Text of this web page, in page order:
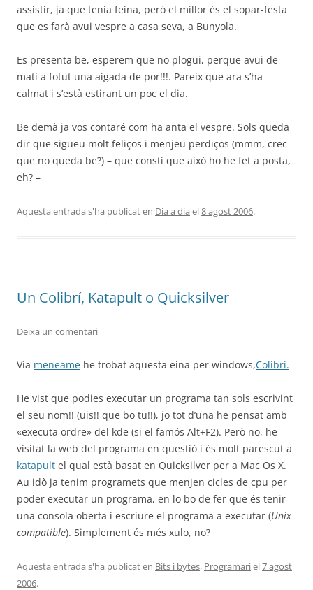
assistir, ja que tenia feina, però el millor és el sopar-festa
que es farà avui vespre a casa seva, a Bunyola.
Es presenta be, esperem que no plogui, perque avui de
matí a fotut una aigada de por!!!. Pareix que ara s’ha
calmat i s’està estirant un poc el dia.
Be demà ja vos contaré com ha anta el vespre. Sols queda
dir que sigueu molt feliços i menjeu perdiços (mmm, crec
que no queda be?) – que consti que això ho he fet a posta,
eh? –
Aquesta entrada s'ha publicat en Dia a dia el8 agost 2006.
Un Colibrí, Katapult o Quicksilver
Deixa un comentari
Via meneame he trobat aquesta eina per windows,Colibrí.
He vist que podies executar un programa tan sols escrivint
el seu nom!! (uis!! que bo tu!!), jo tot d’una he pensat amb
«executa ordre» del kde (si el famós Alt+F2). Però no, he
visitat la web del programa en questió i és molt parescut a
katapult el qual està basat en Quicksilver per a Mac Os X.
Au idò ja tenim programets que menjen cicles de cpu per
poder executar un programa, en lo bo de fer que és tenir
una consola oberta i escriure el programa a executar (Unix
compatible). Simplement és més xulo, no?
Aquesta entrada s'ha publicat en Bits i bytes, Programariel7 agost
2006.